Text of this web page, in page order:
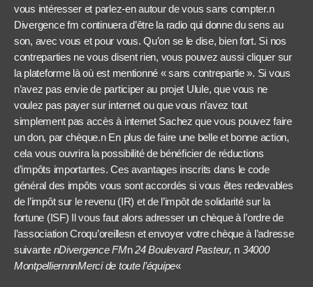
vous intéresser et parlez-en autour de vous sans compter.n
Divergence fm continuera d’être la radio qui donne du sens au
son, avec vous et pour vous. Qu’on se le dise, bien fort. Si nos
contreparties ne vous disent rien, vous pouvez aussi cliquer sur
la plateforme là où est mentionné « sans contrepartie ». Si vous
n’avez pas envie de participer au projet Ulule, que vous ne
voulez pas payer sur internet ou que vous n’avez tout
simplement pas accès à internet Sachez que vous pouvez faire
un don, par chèque.n En plus de faire une belle et bonne action,
cela vous ouvrira la possibilité de bénéficier de réductions
d’impôts importantes. Ces avantages inscrits dans le code
général des impôts vous sont accordés si vous êtes redevables
de l’impôt sur le revenu (IR) et de l’impôt de solidarité sur la
fortune (ISF) Il vous faut alors adresser un chèque à l’ordre de
l’association Croqu’oreillesn et envoyer votre chèque à l’adresse
suivante nDivergence FMn24 Boulevard Pasteur, n 34000
MontpelliernnnMerci de toute l’équipe«